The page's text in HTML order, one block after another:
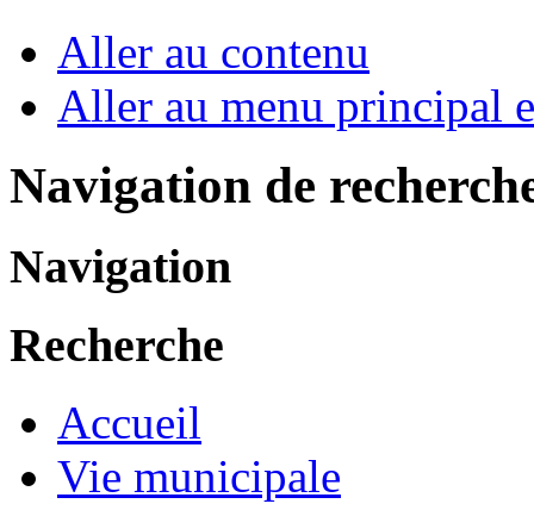
Aller au contenu
Aller au menu principal
Navigation de
Navigation
Recherche
Accueil
Vie municipale